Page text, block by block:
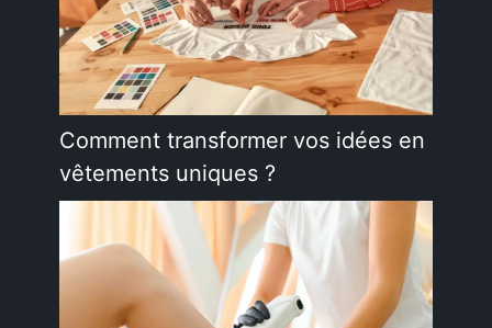
Comment transformer vos idées en
vêtements uniques ?